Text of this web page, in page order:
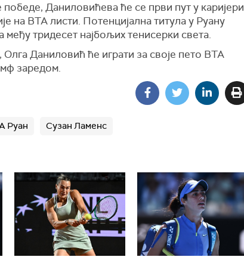
Даниловићева ће се први пут у каријери
на ВTA листи. Потенцијална титула у Руану
међу тридесет најбољих тенисерки света.
Даниловић ће играти за своје пето ВТА
заредом.
Руан Сузан Ламенс